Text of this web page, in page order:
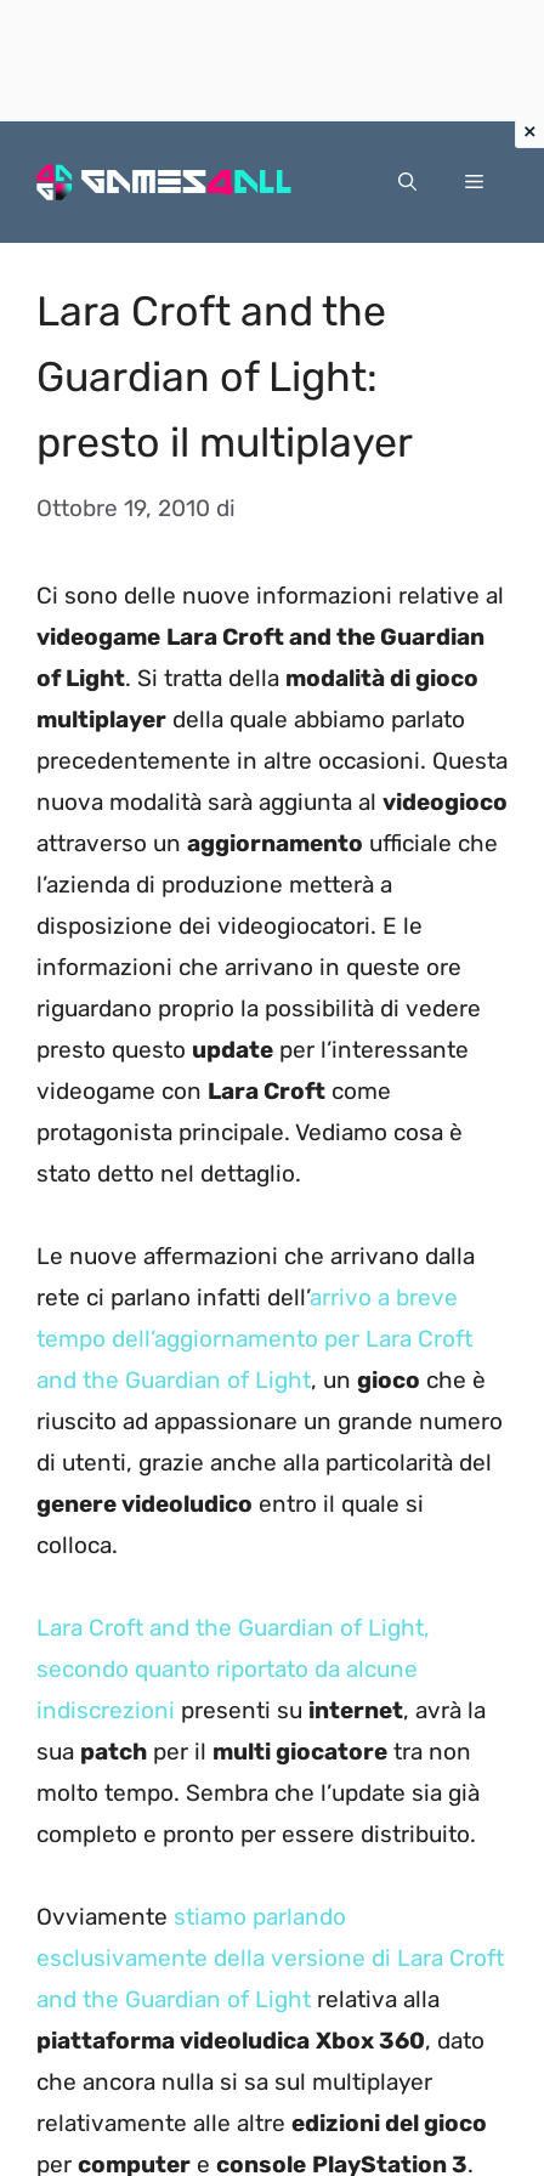
Menu
Lara Croft and the
Guardian of Light:
presto il multiplayer
Ottobre 19, 2010 di
Ci sono delle nuove informazioni relative al
videogame Lara Croft and the Guardian
of Light. Si tratta della modalità di gioco
multiplayer della quale abbiamo parlato
precedentemente in altre occasioni. Questa
nuova modalità sarà aggiunta al videogioco
attraverso un aggiornamento ufficiale che
l’azienda di produzione metterà a
disposizione dei videogiocatori. E le
informazioni che arrivano in queste ore
riguardano proprio la possibilità di vedere
presto questo update per l’interessante
videogame con Lara Croft come
protagonista principale. Vediamo cosa è
stato detto nel dettaglio.
Le nuove affermazioni che arrivano dalla
rete ci parlano infatti dell’arrivo a breve
tempo dell’aggiornamento per Lara Croft
and the Guardian of Light, un gioco che è
riuscito ad appassionare un grande numero
di utenti, grazie anche alla particolarità del
genere videoludico entro il quale si
colloca.
Lara Croft and the Guardian of Light,
secondo quanto riportato da alcune
indiscrezioni presenti su internet, avrà la
sua patch per il multi giocatore tra non
molto tempo. Sembra che l’update sia già
completo e pronto per essere distribuito.
Ovviamente stiamo parlando
esclusivamente della versione di Lara Croft
and the Guardian of Light relativa alla
piattaforma videoludica Xbox 360, dato
che ancora nulla si sa sul multiplayer
relativamente alle altre edizioni del gioco
per computer e console PlayStation 3.